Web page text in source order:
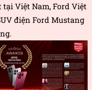
Việt Nam, Ford Việt
điện Ford Mustang